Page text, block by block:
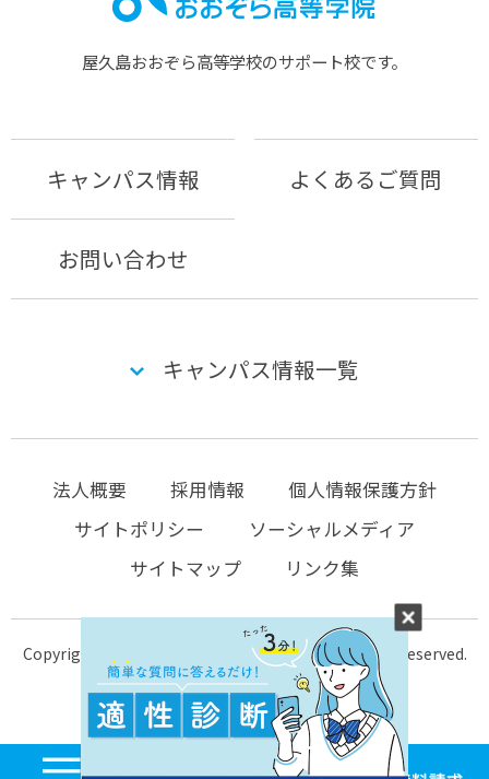
屋久島おおぞら⾼等学校のサポート校です。
キャンパス情報 よくあるご質問
お問い合わせ
キャンパス情報一覧
法人概要 採用情報
個人情報保護方針
サイトポリシー
ソーシャルメディア
サイトマップ
リンク集
Copyright © 2004-2026 KTC-school.com All Rights Reserved.